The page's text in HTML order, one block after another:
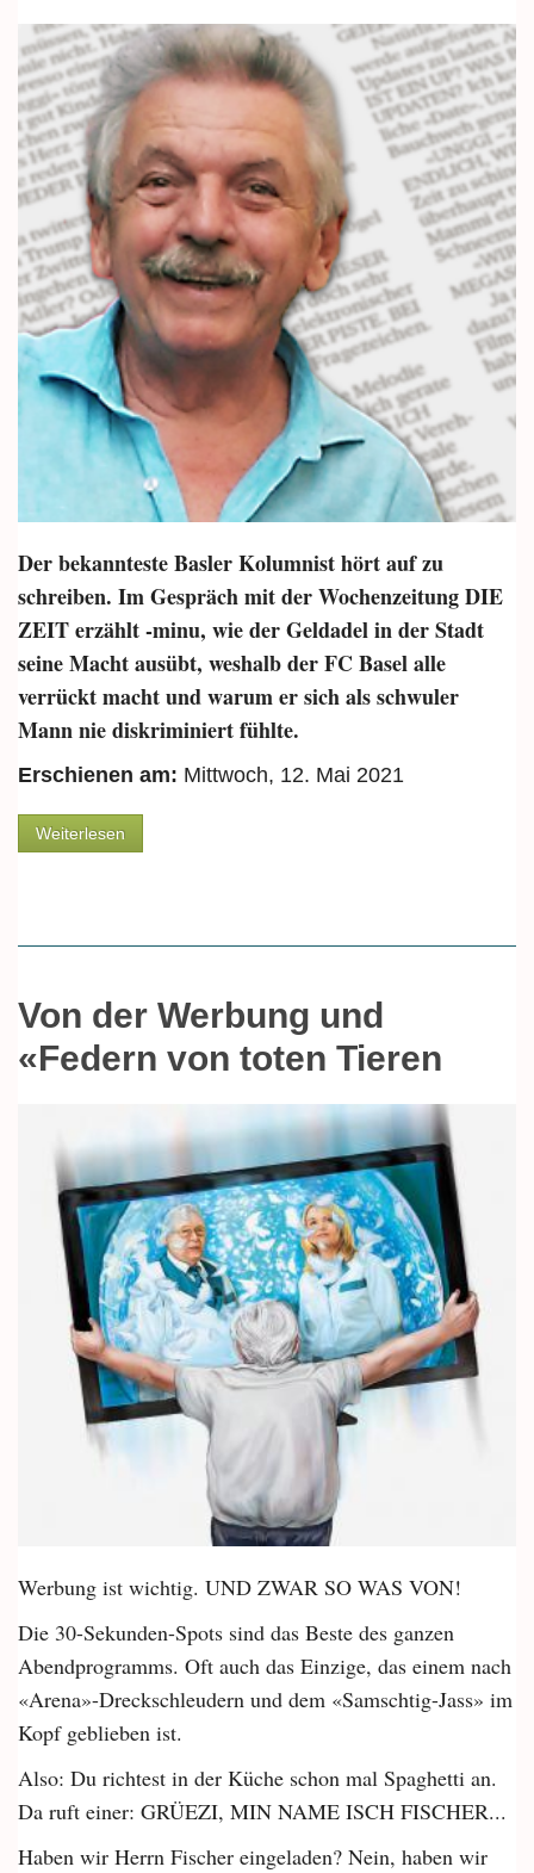
Der bekannteste Basler Kolumnist hört auf zu
schreiben. Im Gespräch mit der Wochenzeitung DIE
ZEIT erzählt -minu, wie der Geldadel in der Stadt
seine Macht ausübt, weshalb der FC Basel alle
verrückt macht und warum er sich als schwuler
Mann nie diskriminiert fühlte.
Erschienen am: Mittwoch, 12. Mai 2021
Weiterlesen
Von der Werbung und
«Federn von toten Tieren
Werbung ist wichtig. UND ZWAR SO WAS VON!
Die 30-Sekunden-Spots sind das Beste des ganzen
Abendprogramms. Oft auch das Einzige, das einem nach
«Arena»-Dreckschleudern und dem «Samschtig-Jass» im
Kopf geblieben ist.
Also: Du richtest in der Küche schon mal Spaghetti an.
Da ruft einer: GRÜEZI, MIN NAME ISCH FISCHER...
Haben wir Herrn Fischer eingeladen? Nein, haben wir